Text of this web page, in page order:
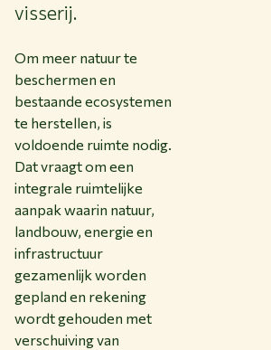
visserij.
Om meer natuur te
beschermen en
bestaande ecosystemen
te herstellen, is
voldoende ruimte nodig.
Dat vraagt om een
integrale ruimtelijke
aanpak waarin natuur,
landbouw, energie en
infrastructuur
gezamenlijk worden
gepland en rekening
wordt gehouden met
verschuiving van